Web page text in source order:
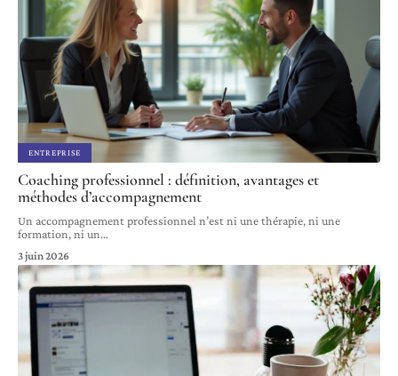
ENTREPRISE
Coaching professionnel : définition, avantages et
méthodes d’accompagnement
Un accompagnement professionnel n’est ni une thérapie, ni une
formation, ni un…
3 juin 2026